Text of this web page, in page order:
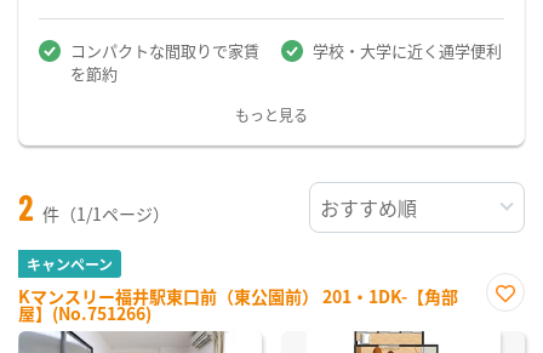
コンパクトな間取りで家賃
を節約
学校・大学に近く通学便利
もっと見る
2 件（1/1ページ）
キャンペーン
Kマンスリー福井駅東口前（東公園前） 201・1DK-【角部
屋】(No.751266)
に入